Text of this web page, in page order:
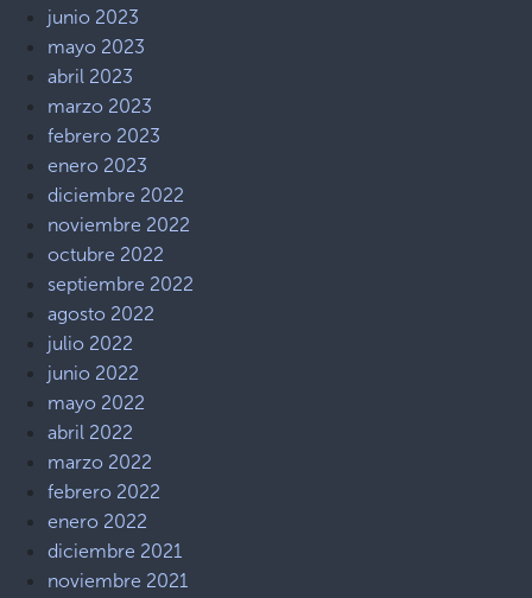
junio 2023
mayo 2023
abril 2023
marzo 2023
febrero 2023
enero 2023
diciembre 2022
noviembre 2022
octubre 2022
septiembre 2022
agosto 2022
julio 2022
junio 2022
mayo 2022
abril 2022
marzo 2022
febrero 2022
enero 2022
diciembre 2021
noviembre 2021